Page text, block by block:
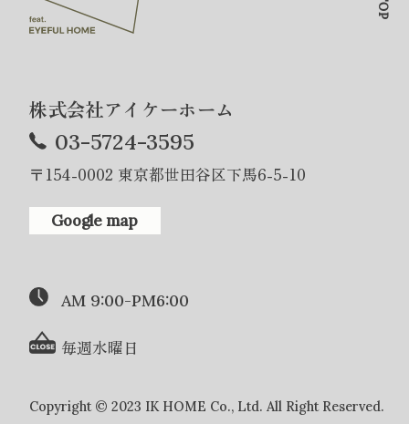
株式会社アイケーホーム
03-5724-3595
〒154-0002 東京都世田谷区下馬6-5-10
Google map
AM 9:00-PM6:00
毎週水曜日
Copyright © 2023 IK HOME Co., Ltd. All Right Reserved.